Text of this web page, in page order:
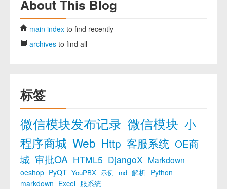
About This Blog
main index to find recently
archives to find all
标签
微信模块发布记录 微信模块 小
程序商城 Web Http 客服系统 OE商
城 审批OA HTML5 DjangoX Markdown
oeshop PyQT YouPBX 示例 md 解析 Python
markdown Excel 服系统